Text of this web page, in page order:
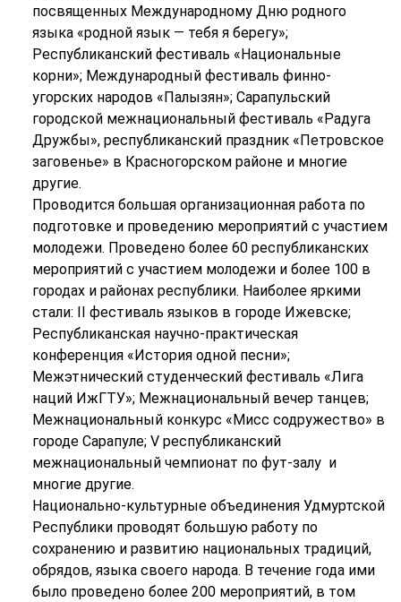
посвященных Международному Дню родного
языка «родной язык — тебя я берегу»;
Республиканский фестиваль «Национальные
корни»; Международный фестиваль финно-
угорских народов «Палызян»; Сарапульский
городской межнациональный фестиваль «Радуга
Дружбы», республиканский праздник «Петровское
заговенье» в Красногорском районе и многие
другие.
Проводится большая организационная работа по
подготовке и проведению мероприятий с участием
молодежи. Проведено более 60 республиканских
мероприятий с участием молодежи и более 100 в
городах и районах республики. Наиболее яркими
стали: II фестиваль языков в городе Ижевске;
Республиканская научно-практическая
конференция «История одной песни»;
Межэтнический студенческий фестиваль «Лига
наций ИжГТУ»; Межнациональный вечер танцев;
Межнациональный конкурс «Мисс содружество» в
городе Сарапуле; V республиканский
межнациональный чемпионат по фут-залу и
многие другие.
Национально-культурные объединения Удмуртской
Республики проводят большую работу по
сохранению и развитию национальных традиций,
обрядов, языка своего народа. В течение года ими
было проведено более 200 мероприятий, в том